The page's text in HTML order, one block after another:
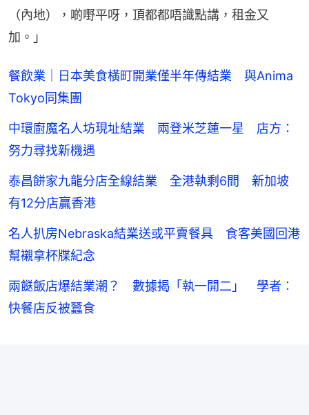
（內地），啲嘢平呀，頂都都唔識點講，租金又
加。」
餐飲業｜日本美食橫町開業僅半年傳結業 與Anima
Tokyo同集團
中環廚魔名人坊現址結業 兩登米芝蓮一星 店方：
努力尋找新機遇
泰昌餅家九龍分店全線結業 全港執剩6間 新加坡
有12分店贏香港
名人扒房Nebraska結業送或平賣餐具 食客美國回港
幫襯拿杯牒紀念
兩餸飯店爆結業潮？ 數據揭「執一開二」 學者︰
快餐店反被蠶食